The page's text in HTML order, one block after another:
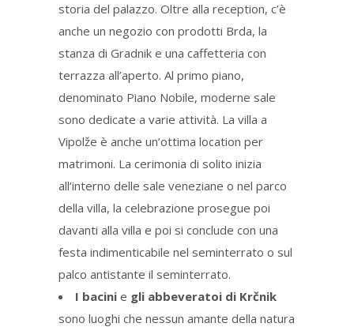
storia del palazzo. Oltre alla reception, c’è
anche un negozio con prodotti Brda, la
stanza di Gradnik e una caffetteria con
terrazza all’aperto. Al primo piano,
denominato Piano Nobile, moderne sale
sono dedicate a varie attività. La villa a
Vipolže è anche un’ottima location per
matrimoni. La cerimonia di solito inizia
all’interno delle sale veneziane o nel parco
della villa, la celebrazione prosegue poi
davanti alla villa e poi si conclude con una
festa indimenticabile nel seminterrato o sul
palco antistante il seminterrato.
I bacini e gli abbeveratoi di Krčnik
sono luoghi che nessun amante della natura